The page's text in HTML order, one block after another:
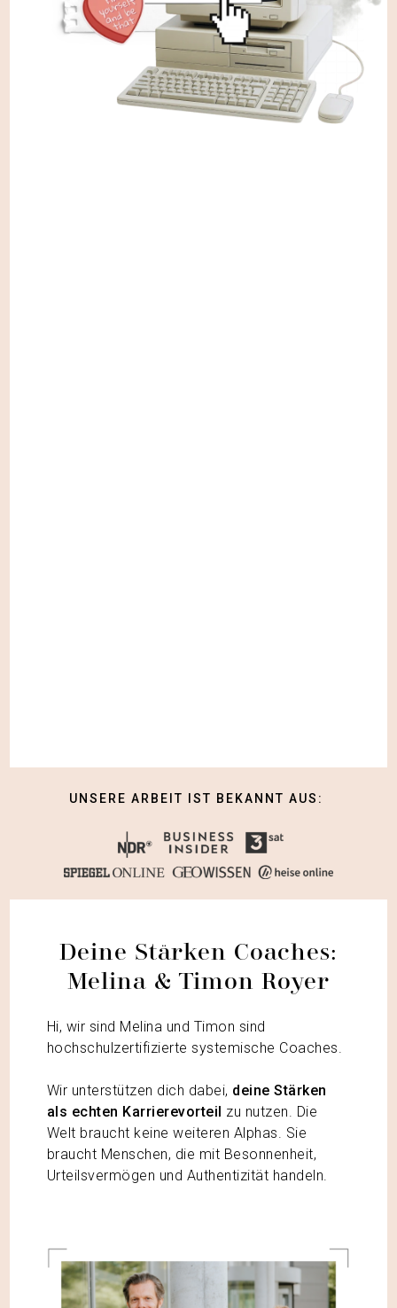
UNSERE ARBEIT IST BEKANNT AUS:
Deine Stärken Coaches:
Melina & Timon Royer
Hi, wir sind Melina und Timon sind
hochschulzertifizierte systemische Coaches.
Wir unterstützen dich dabei, deine Stärken
als echten Karrierevorteil zu nutzen. Die
Welt braucht keine weiteren Alphas. Sie
braucht Menschen, die mit Besonnenheit,
Urteilsvermögen und Authentizität handeln.